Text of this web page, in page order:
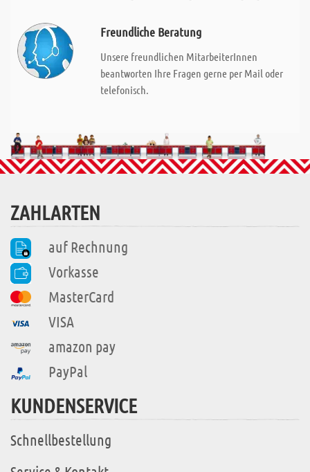
Freundliche Beratung
Unsere freundlichen MitarbeiterInnen
beantworten Ihre Fragen gerne per Mail oder
telefonisch.
ZAHLARTEN
auf Rechnung
Vorkasse
MasterCard
VISA
amazon pay
PayPal
KUNDENSERVICE
Schnellbestellung